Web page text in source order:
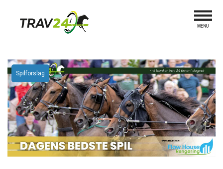
Spilforslag